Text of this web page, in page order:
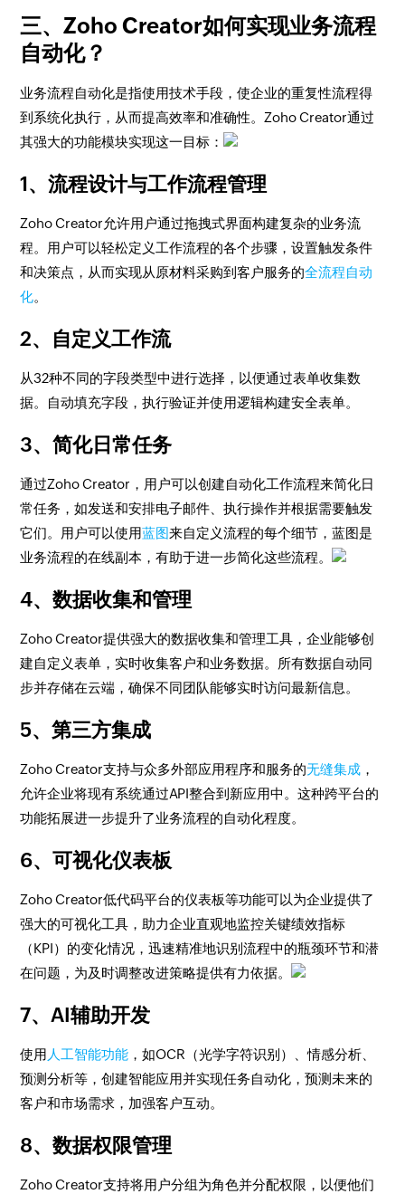
三、Zoho Creator如何实现业务流程
自动化？
业务流程自动化是指使用技术手段，使企业的重复性流程得
到系统化执行，从而提高效率和准确性。Zoho Creator通过
其强大的功能模块实现这一目标：
1、流程设计与工作流程管理
Zoho Creator允许用户通过拖拽式界面构建复杂的业务流
程。用户可以轻松定义工作流程的各个步骤，设置触发条件
和决策点，从而实现从原材料采购到客户服务的全流程自动
化。
2、自定义工作流
从32种不同的字段类型中进行选择，以便通过表单收集数
据。自动填充字段，执行验证并使用逻辑构建安全表单。
3、简化日常任务
通过Zoho Creator，用户可以创建自动化工作流程来简化日
常任务，如发送和安排电子邮件、执行操作并根据需要触发
它们。用户可以使用蓝图来自定义流程的每个细节，蓝图是
业务流程的在线副本，有助于进一步简化这些流程。
4、数据收集和管理
Zoho Creator提供强大的数据收集和管理工具，企业能够创
建自定义表单，实时收集客户和业务数据。所有数据自动同
步并存储在云端，确保不同团队能够实时访问最新信息。
5、第三方集成
Zoho Creator支持与众多外部应用程序和服务的无缝集成 ，
允许企业将现有系统通过API整合到新应用中。这种跨平台的
功能拓展进一步提升了业务流程的自动化程度。
6、可视化仪表板
Zoho Creator低代码平台的仪表板等功能可以为企业提供了
强大的可视化工具，助力企业直观地监控关键绩效指标
（KPI）的变化情况，迅速精准地识别流程中的瓶颈环节和潜
在问题，为及时调整改进策略提供有力依据。
7、AI辅助开发
使用 人工智能功能 ，如OCR（光学字符识别）、情感分析、
预测分析等，创建智能应用并实现任务自动化，预测未来的
客户和市场需求，加强客户互动。
8、数据权限管理
Zoho Creator支持将用户分组为角色并分配权限，以便他们